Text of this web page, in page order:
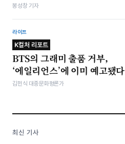
봉성창 기자
라이프
K컬처 리포트
BTS의 그래미 출품 거부,
‘에일리언스’에 이미 예고됐다
김헌식 대중문화평론가
최신 기사